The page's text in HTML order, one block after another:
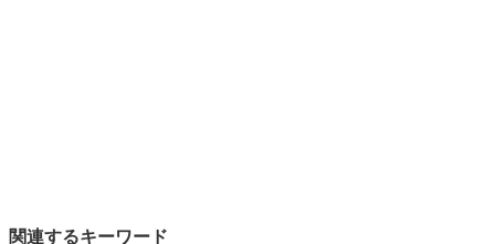
関連するキーワード